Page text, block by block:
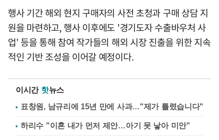
행사 기간 해외 현지 구매자의 사전 초청과 구매 상담 지
원을 마련하고, 행사 이후에도 '경기도자 수출바우처 사
업' 등을 통해 참여 작가들의 해외 시장 진출을 위한 지속
적인 기반 조성을 이어갈 예정이다.
이시간 핫뉴스
표창원, 남규리에 15년 만에 사과…"제가 틀렸습니다"
하리수 "이혼 내가 먼저 제안…아기 못 낳아 미안"